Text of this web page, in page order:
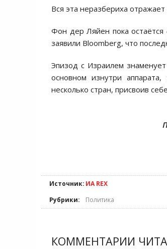
Вся эта неразбериха
Фон дер Ляйен пока остаётся
заявили Bloomberg, что
Эпизод с Израилем
основном изнутри
несколько стран, присвоив
Источник: ИА REX
Рубрики:
Политика
КОММЕНТАРИИ